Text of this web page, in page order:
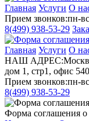
Главная Услуги О
Прием звонков:пн-
8(499) 938-53-29
Главная Услуги О
НАШ АДРЕС:
дом 1, стр1, офис 540
Прием звонков:пн-
8(499) 938-53-29
Форма соглашения о